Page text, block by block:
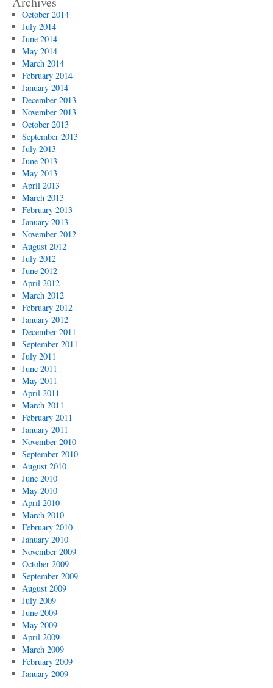
October 2014
July 2014
June 2014
May 2014
March 2014
February 2014
January 2014
December 2013
November 2013
October 2013
September 2013
July 2013
June 2013
May 2013
April 2013
March 2013
February 2013
January 2013
November 2012
August 2012
July 2012
June 2012
April 2012
March 2012
February 2012
January 2012
December 2011
September 2011
July 2011
June 2011
May 2011
April 2011
March 2011
February 2011
January 2011
November 2010
September 2010
August 2010
June 2010
May 2010
April 2010
March 2010
February 2010
January 2010
November 2009
October 2009
September 2009
August 2009
July 2009
June 2009
May 2009
April 2009
March 2009
February 2009
January 2009